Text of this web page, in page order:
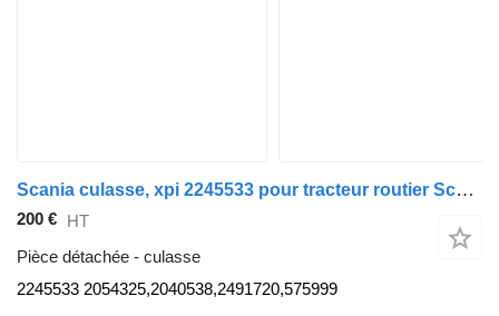
Scania culasse, xpi 2245533 pour tracteur routier Scania G450
200 € HT
Pièce détachée - culasse
2245533 2054325,2040538,2491720,575999